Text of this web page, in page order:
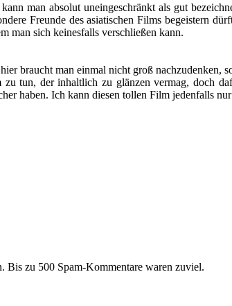
man absolut uneingeschränkt als gut
Freunde des asiatischen Films begeistern
man sich keinesfalls verschließen kann.
braucht man einmal nicht groß nachzudenken,
tun, der inhaltlich zu glänzen vermag, doch
haben. Ich kann diesen tollen Film jedenfalls
Bis zu 500 Spam-Kommentare waren zuviel.